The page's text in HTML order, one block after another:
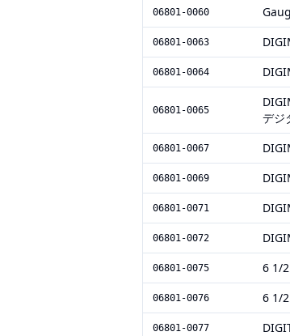
06801-0060
06801-0063
06801-0064
06801-0065
デジ
06801-0067
06801-0069
06801-0071
06801-0072
06801-0075 6 1/
06801-0076 6 1/
06801-0077